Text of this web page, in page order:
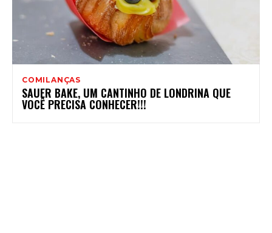
COMILANÇAS
SAUER BAKE, UM CANTINHO DE LONDRINA QUE
VOCÊ PRECISA CONHECER!!!